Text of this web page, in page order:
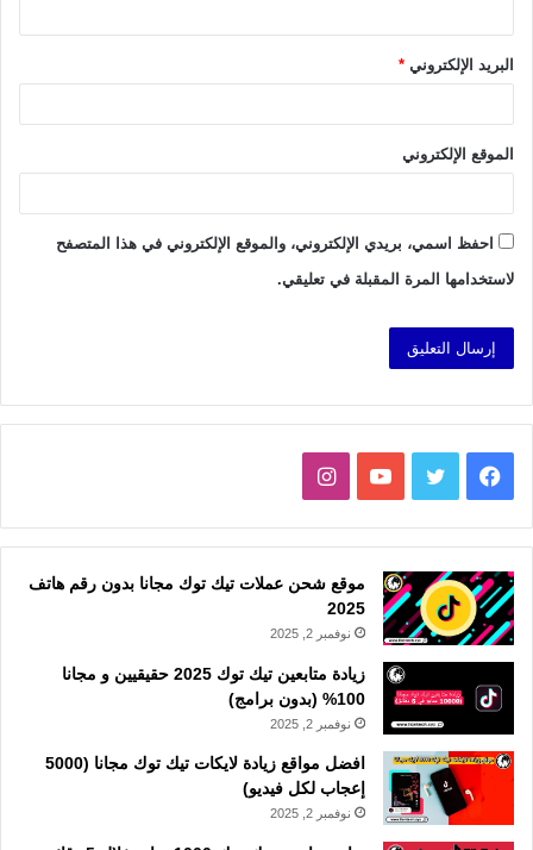
البريد الإلكتروني *
الموقع الإلكتروني
احفظ اسمي، بريدي الإلكتروني، والموقع الإلكتروني في هذا المتصفح
لاستخدامها المرة المقبلة في تعليقي.
فيسبوك تويتر يوتيوبانستقرام
موقع شحن عملات تيك توك مجانا بدون رقم هاتف
2025
نوفمبر 2, 2025
زيادة متابعين تيك توك 2025 حقيقيين و مجانا
100% (بدون برامج)
نوفمبر 2, 2025
افضل مواقع زيادة لايكات تيك توك مجانا (5000
إعجاب لكل فيديو)
نوفمبر 2, 2025